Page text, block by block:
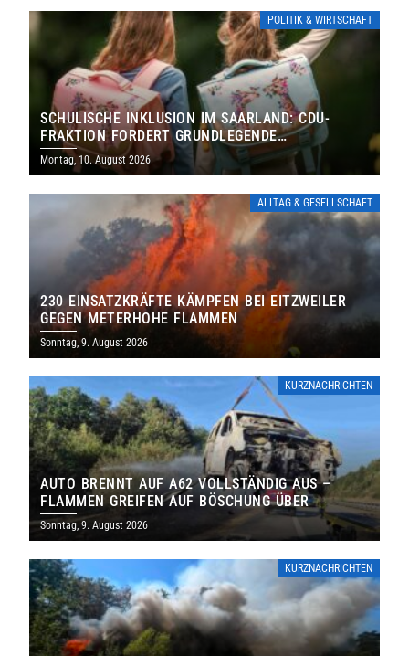
POLITIK & WIRTSCHAFT
SCHULISCHE INKLUSION IM SAARLAND: CDU-
FRAKTION FORDERT GRUNDLEGENDE
NEUAUFSTELLUNG
Montag, 10. August 2026
ALLTAG & GESELLSCHAFT
230 EINSATZKRÄFTE KÄMPFEN BEI EITZWEILER
GEGEN METERHOHE FLAMMEN
Sonntag, 9. August 2026
KURZNACHRICHTEN
AUTO BRENNT AUF A62 VOLLSTÄNDIG AUS –
FLAMMEN GREIFEN AUF BÖSCHUNG ÜBER
Sonntag, 9. August 2026
KURZNACHRICHTEN